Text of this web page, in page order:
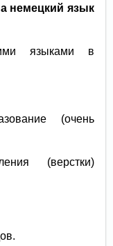
немецкий язык
языками в
(очень
(верстки)